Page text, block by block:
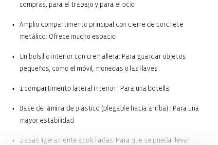
compras, para el trabajo y para el ocio
Amplio compartimento principal con cierre de corchete
metálico: Ofrece mucho espacio
Un bolsillo interior con cremallera: Para guardar objetos
pequeños, como el móvil, monedas o las llaves
1 compartimento lateral interior : Para una botella
Base de lámina de plástico (plegable hacia arriba) : Para una
mayor estabilidad
2 asas ligeramente acolchadas: Para que se pueda llevar